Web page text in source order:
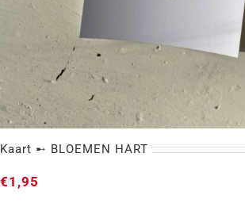
Kaart ➸ BLOEMEN HART
€1,95